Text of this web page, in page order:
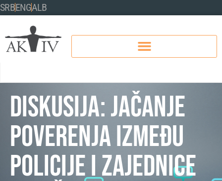
SRBENGALB
Diskusija: Jačanje
poverenja između
policije i zajednice